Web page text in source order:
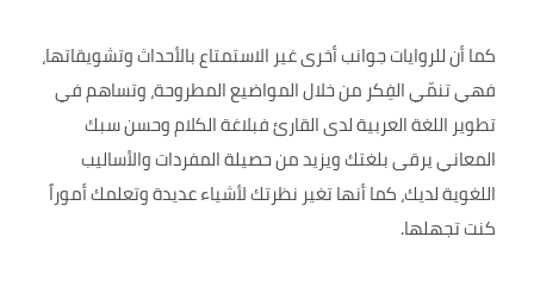
كما أن للروايات جوانب أخرى غير الاستمتاع بالأحداث وتشويقاتها،
فهي تنمّي الفِكر من خلال المواضيع المطروحة، وتساهم في
تطوير اللغة العربية لدى القارئ فبلاغة الكلام وحسن سبك
المعاني يرقى بلغتك ويزيد من حصيلة المفردات والأساليب
اللغوية لديك، كما أنها تغير نظرتك لأشياء عديدة وتعلمك أموراً
كنت تجهلها.